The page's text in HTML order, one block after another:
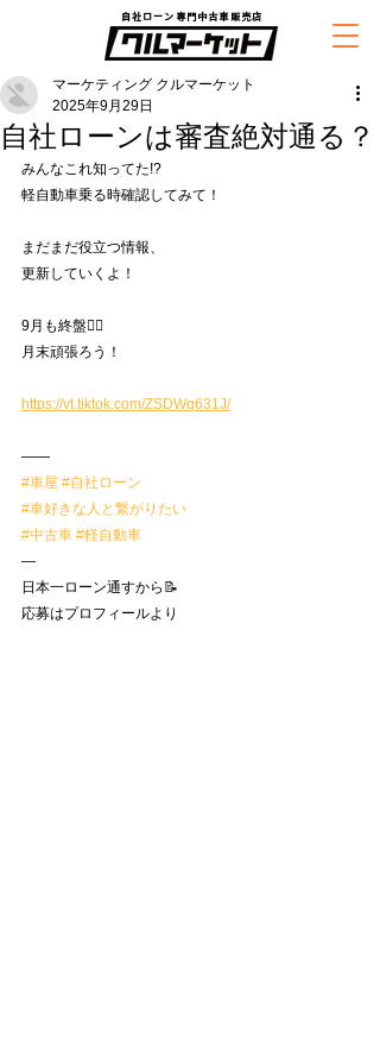
自社ローン専門中古車販売店
自社ローンは審査絶対通る？
マーケティング クルマーケット
2025年9月29日
みんなこれ知ってた!?
軽自動車乗る時確認してみて！
まだまだ役立つ情報、
更新していくよ！
9月も終盤🙇‍♂️
月末頑張ろう！
https://vt.tiktok.com/ZSDWq631J/
——
#車屋 #自社ローン
#車好きな人と繋がりたい
#中古車 #軽自動車
—
日本一ローン通すから📝
応募はプロフィールより